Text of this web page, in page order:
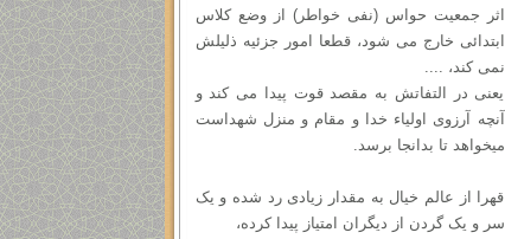
اثر جمعیت حواس (نفی خواطر) از وضع کلاس
ابتدائی خارج می شود، قطعا امور جزئیه ذلیلش
نمی کند، ....
یعنی در التفاتش به مقصد قوت پیدا می کند و
آنچه آرزوی اولیاء خدا و مقام و منزل شهداست
میخواهد تا بدانجا برسد.
قهرا از عالم خیال به مقدار زیادی رد شده و یک
سر و یک گردن از دیگران امتیاز پیدا کرده،